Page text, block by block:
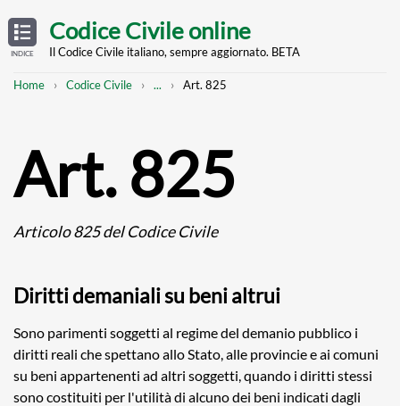
TABLE
OF
CONTENTS
INDICE
main
Codice Civile online
Il Codice Civile italiano, sempre aggiornato. BETA
Breadcrumb
Home Codice Civile
Mostra
... Art. 825
Art. 825
Articolo 825 del Codice Civile
Diritti demaniali su beni altrui
Sono parimenti soggetti al regime del demanio pubblico i
diritti reali che spettano allo Stato, alle provincie e ai comuni
su beni appartenenti ad altri soggetti, quando i diritti stessi
sono costituiti per l'utilità di alcuno dei beni indicati dagli